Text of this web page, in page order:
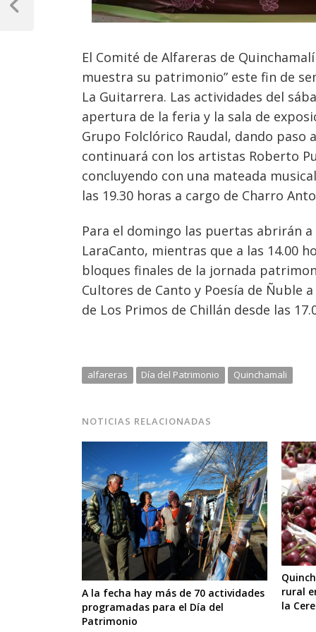
El Comité de Alfareras de
muestra su patrimonio” este fin de
La Guitarrera. Las actividades del
apertura de la feria y la sala de
Grupo Folclórico Raudal, dando paso
continuará con los artistas Roberto
concluyendo con una mateada
las 19.30 horas a cargo de Charro
Para el domingo las puertas abrirán
LaraCanto, mientras que a las 14.00
bloques finales de la jornada
Cultores de Canto y Poesía de Ñuble
de Los Primos de Chillán desde las
alfareras Día del Patrimonio Quinchamali
NOTICIAS RELACIONADAS
A la fecha hay más de 70 actividades
programadas para el Día del
Patrimonio
rural
la
de
Previous